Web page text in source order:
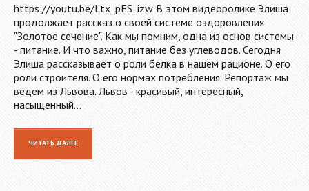
https://youtu.be/Ltx_pES_izw В этом видеоролике Элиша
продолжает рассказ о своей системе оздоровления
"Золотое сечение". Как мы помним, одна из основ системы
- питание. И что важно, питание без углеводов. Сегодня
Элиша рассказывает о роли белка в нашем рационе. О его
роли строителя. О его нормах потребления. Репортаж мы
ведем из Львова. Львов - красивый, интересный,
насыщенный…
ЧИТАТЬ ДАЛЕЕ